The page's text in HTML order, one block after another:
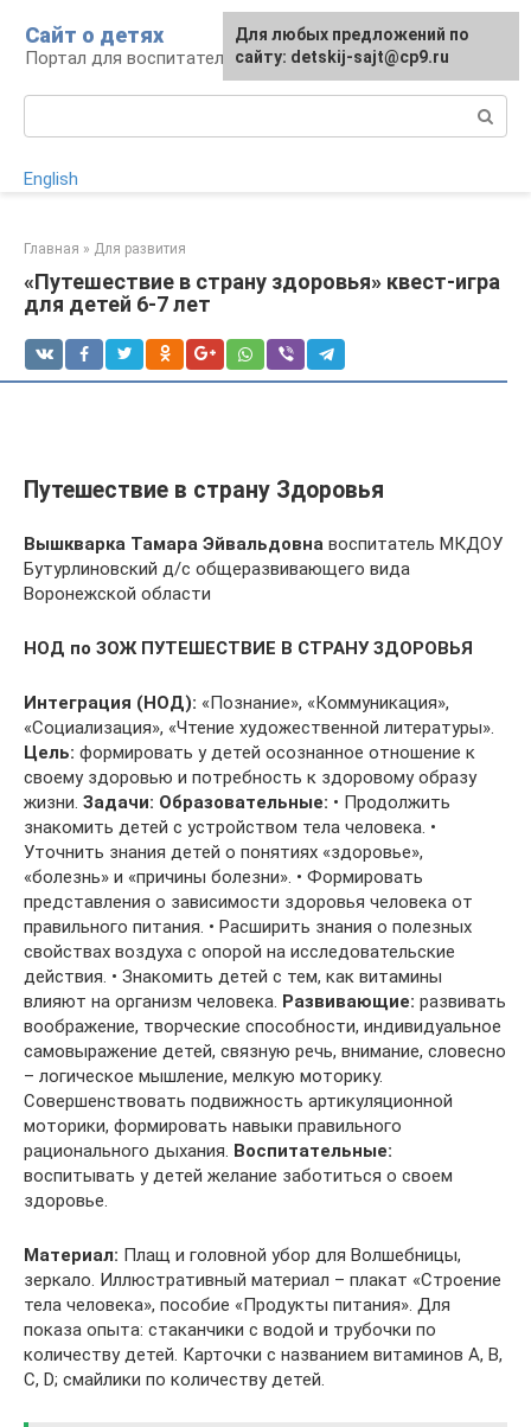
контенту
Сайт о детях
Портал для воспитателей и родителей
English
Главная » Для развития
«Путешествие в страну здоровья» квест-игра
для детей 6-7 лет
Путешествие в страну Здоровья
Вышкварка Тамара Эйвальдовна воспитатель МКДОУ
Бутурлиновский д/с общеразвивающего вида
Воронежской области
НОД по ЗОЖ ПУТЕШЕСТВИЕ В СТРАНУ ЗДОРОВЬЯ
Интеграция (НОД): «Познание», «Коммуникация»,
«Социализация», «Чтение художественной литературы».
Цель: формировать у детей осознанное отношение к
своему здоровью и потребность к здоровому образу
жизни. Задачи: Образовательные: • Продолжить
знакомить детей с устройством тела человека. •
Уточнить знания детей о понятиях «здоровье»,
«болезнь» и «причины болезни». • Формировать
представления о зависимости здоровья человека от
правильного питания. • Расширить знания о полезных
свойствах воздуха с опорой на исследовательские
действия. • Знакомить детей с тем, как витамины
влияют на организм человека. Развивающие: развивать
воображение, творческие способности, индивидуальное
самовыражение детей, связную речь, внимание, словесно
– логическое мышление, мелкую моторику.
Совершенствовать подвижность артикуляционной
моторики, формировать навыки правильного
рационального дыхания. Воспитательные:
воспитывать у детей желание заботиться о своем
здоровье.
Материал: Плащ и головной убор для Волшебницы,
зеркало. Иллюстративный материал – плакат «Строение
тела человека», пособие «Продукты питания». Для
показа опыта: стаканчики с водой и трубочки по
количеству детей. Карточки с названием витаминов А, В,
С, D; смайлики по количеству детей.
Для любых предложений по
сайту: detskij-sajt@cp9.ru